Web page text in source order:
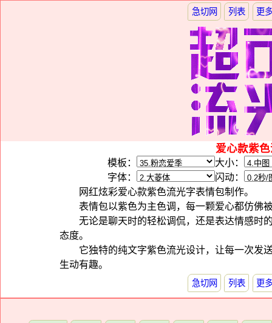
急切网 列表 更
爱心款紫
模板：
大小：
字体：
闪动：
网红炫彩爱心款紫色流光字表情包制作。
表情包以紫色为主色调，每一颗爱心都仿佛
无论是聊天时的轻松调侃，还是表达情感时
态度。
它独特的纯文字紫色流光设计，让每一次发
生动有趣。
急切网 列表 更